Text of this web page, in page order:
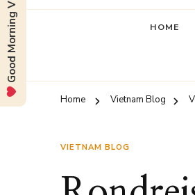
HOME
Home Vietnam Blog
VIETNAM BLOG